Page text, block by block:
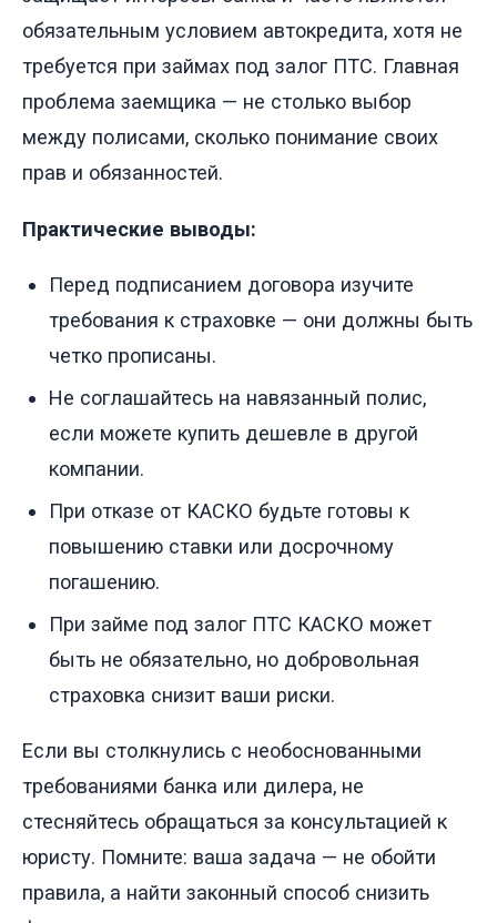
обязательным условием автокредита, хотя не
требуется при займах под залог ПТС. Главная
проблема заемщика — не столько выбор
между полисами, сколько понимание своих
прав и обязанностей.
Практические выводы:
Перед подписанием договора изучите
требования к страховке — они должны быть
четко прописаны.
Не соглашайтесь на навязанный полис,
если можете купить дешевле в другой
компании.
При отказе от КАСКО будьте готовы к
повышению ставки или досрочному
погашению.
При займе под залог ПТС КАСКО может
быть не обязательно, но добровольная
страховка снизит ваши риски.
Если вы столкнулись с необоснованными
требованиями банка или дилера, не
стесняйтесь обращаться за консультацией к
юристу. Помните: ваша задача — не обойти
правила, а найти законный способ снизить